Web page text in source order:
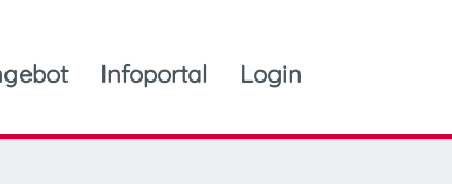
Infoportal Login